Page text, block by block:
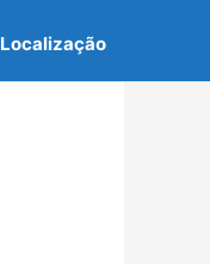
Localização